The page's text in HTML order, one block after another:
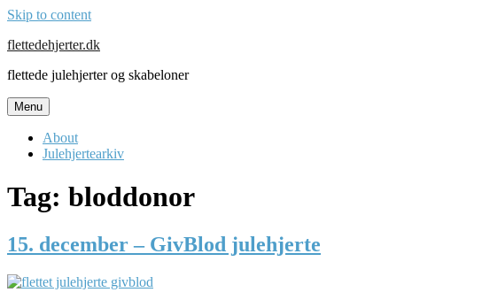
Skip to content
flettedehjerter.dk
flettede julehjerter og skabeloner
Menu
About
Julehjertearkiv
Tag: bloddonor
15. december – GivBlod julehjerte